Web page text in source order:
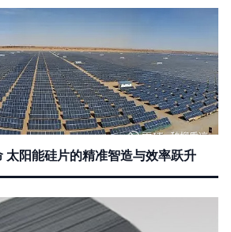
太阳能硅片的精准智造与效率跃升